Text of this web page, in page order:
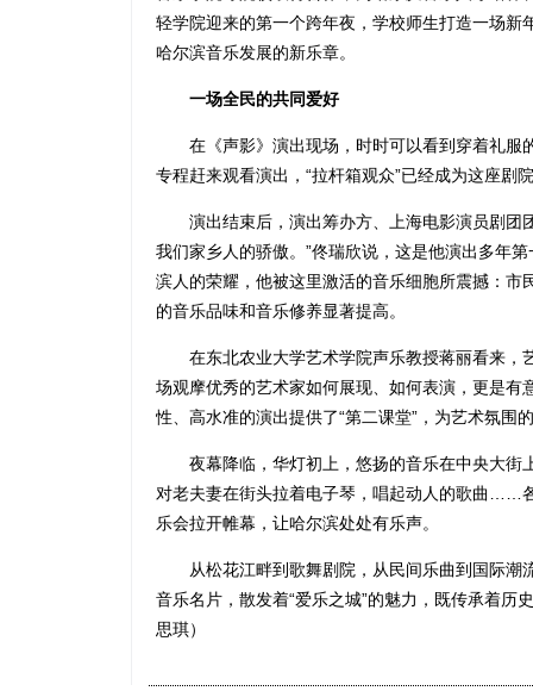
轻学院迎来的第一个跨年夜，学校师生打造一场
哈尔滨音乐发展的新乐章。
一场全民的共同爱好
在《声影》演出现场，时时可以看到穿着礼服
专程赶来观看演出，“拉杆箱观众”已经成为这座剧
演出结束后，演出筹办方、上海电影演员剧团
我们家乡人的骄傲。”佟瑞欣说，这是他演出多年
滨人的荣耀，他被这里激活的音乐细胞所震撼：
的音乐品味和音乐修养显著提高。
在东北农业大学艺术学院声乐教授蒋丽看来，
场观摩优秀的艺术家如何展现、如何表演，更是有
性、高水准的演出提供了“第二课堂”，为艺术氛围
夜幕降临，华灯初上，悠扬的音乐在中央大街
对老夫妻在街头拉着电子琴，唱起动人的歌曲……
乐会拉开帷幕，让哈尔滨处处有乐声。
从松花江畔到歌舞剧院，从民间乐曲到国际潮
音乐名片，散发着“爱乐之城”的魅力，既传承着
思琪）